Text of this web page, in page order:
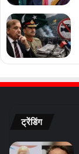
ट्रेंडिंग